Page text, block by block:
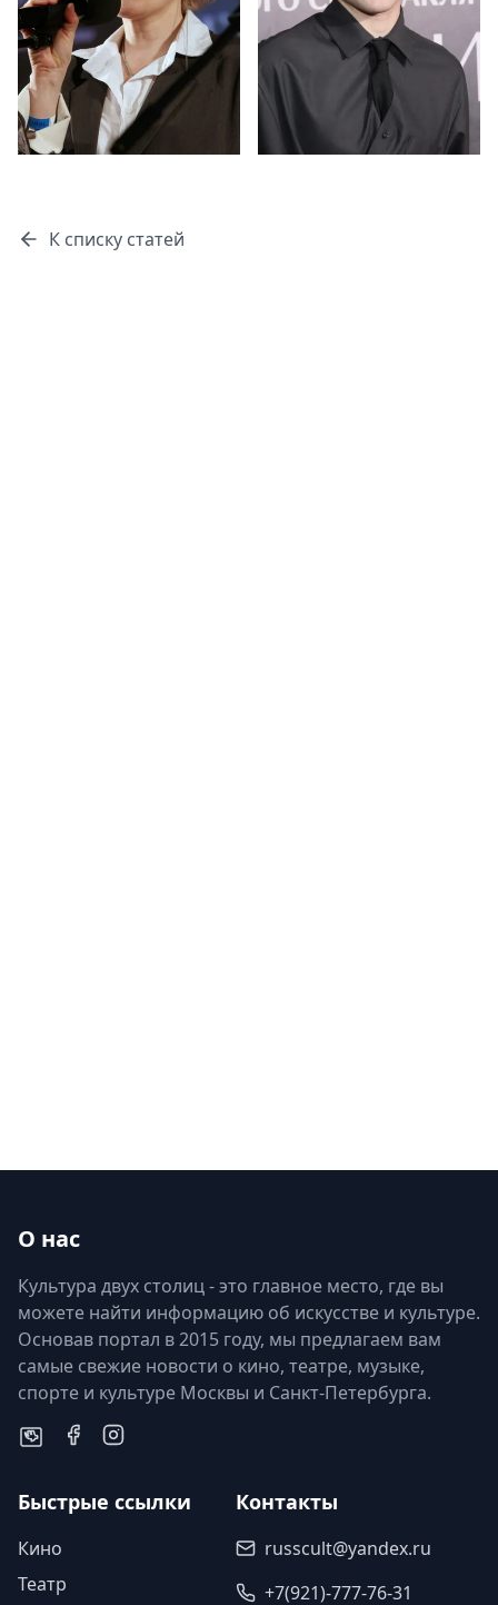
К списку статей
О нас
Культура двух столиц - это главное место, где вы
можете найти информацию об искусстве и культуре.
Основав портал в 2015 году, мы предлагаем вам
самые свежие новости о кино, театре, музыке,
спорте и культуре Москвы и Санкт-Петербурга.
Быстрые ссылки
Кино
Театр
Контакты
russcult@yandex.ru
+7(921)-777-76-31